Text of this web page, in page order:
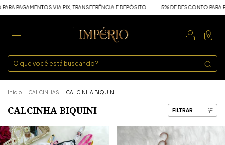
VIA PIX, TRANSFERÊNCIA E DEPÓSITO. 5% DE DESCONTO PARA
0
Início CALCINHAS CALCINHA BIQUINI
CALCINHA BIQUINI FILTRAR